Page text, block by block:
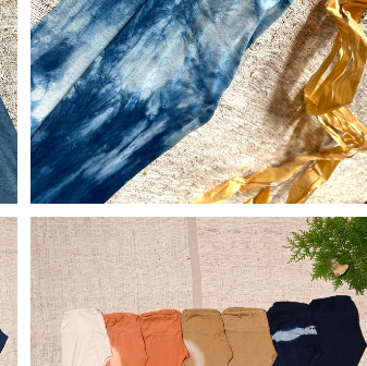
【天然素材•草木染め】Women レギンス バ
ンブー 水窪藍染
¥11,880